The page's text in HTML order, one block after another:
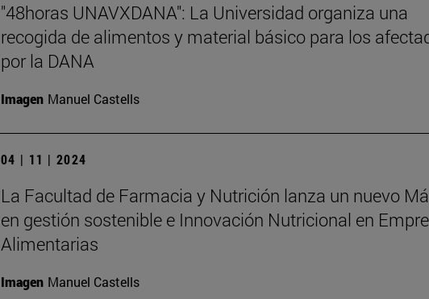
"48horas UNAVXDANA": La Universidad organiza una
recogida de alimentos y material básico para los
por la DANA
Imagen Manuel Castells
04 | 11 | 2024
La Facultad de Farmacia y Nutrición lanza un nuevo
en gestión sostenible e Innovación Nutricional en
Alimentarias
Imagen Manuel Castells